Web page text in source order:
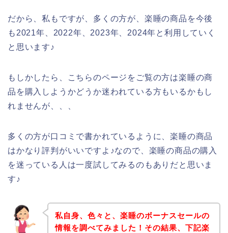
だから、私もですが、多くの方が、楽睡の商品を今後
も2021年、2022年、2023年、2024年と利用していく
と思います♪
もしかしたら、こちらのページをご覧の方は楽睡の商
品を購入しようかどうか迷われている方もいるかもし
れませんが、、、
多くの方が口コミで書かれているように、楽睡の商品
はかなり評判がいいですよ♪なので、楽睡の商品の購入
を迷っている人は一度試してみるのもありだと思いま
す♪
私自身、色々と、楽睡のボーナスセールの
情報を調べてみました！その結果、下記楽